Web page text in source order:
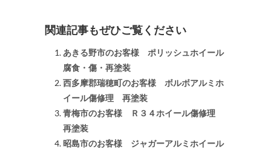
関連記事もぜひご覧ください
あきる野市のお客様 ポリッシュホイール
腐食・傷・再塗装
西多摩郡瑞穂町のお客様 ボルボアルミホ
イール傷修理 再塗装
青梅市のお客様 Ｒ３４ホイール傷修理
再塗装
昭島市のお客様 ジャガーアルミホイール